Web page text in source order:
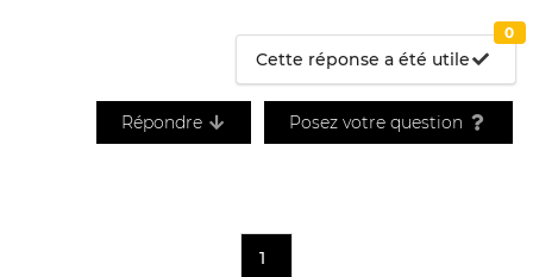
Cette réponse a été utile
0
Répondre Posez votre question
1